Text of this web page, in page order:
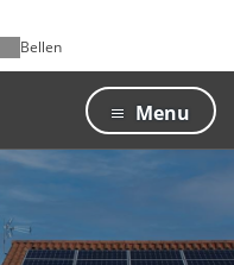
Bellen
Menu